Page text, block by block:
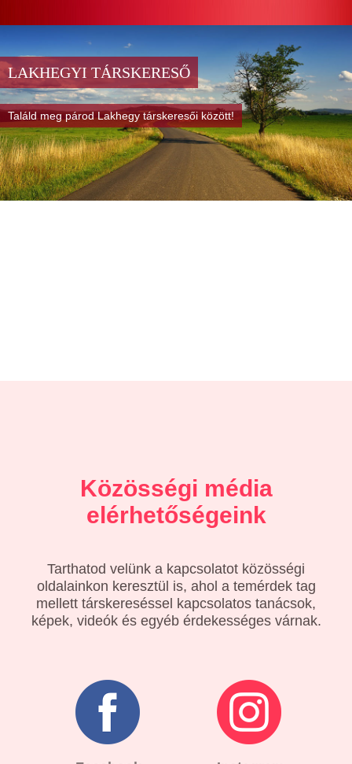
LAKHEGYI TÁRSKERESŐ
Találd meg párod Lakhegy társkeresői között!
Közösségi média
elérhetőségeink
Tarthatod velünk a kapcsolatot közösségi
oldalainkon keresztül is, ahol a temérdek tag
mellett társkereséssel kapcsolatos tanácsok,
képek, videók és egyéb érdekességes várnak.